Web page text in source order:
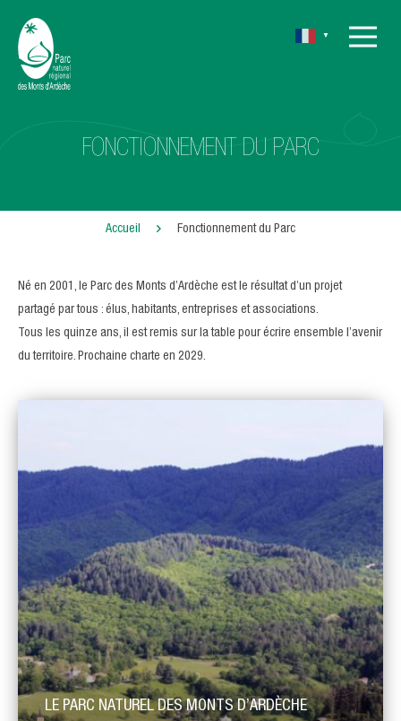
▼
FONCTIONNEMENT DU PARC
Accueil Fonctionnement du Parc
Né en 2001, le Parc des Monts d’Ardèche est le résultat d’un projet
partagé par tous : élus, habitants, entreprises et associations.
Tous les quinze ans, il est remis sur la table pour écrire ensemble l’avenir
du territoire. Prochaine charte en 2029.
LE PARC NATUREL DES MONTS D’ARDÈCHE